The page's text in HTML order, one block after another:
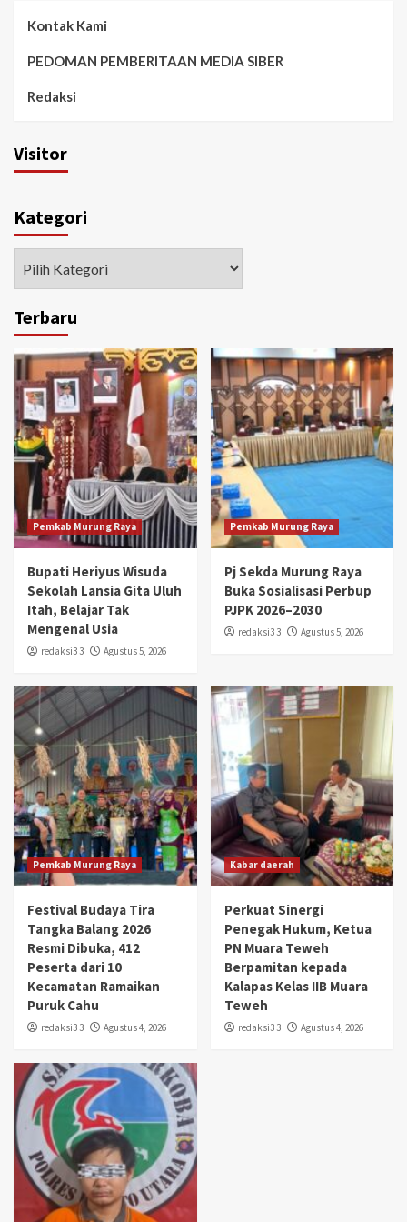
Kontak Kami
PEDOMAN PEMBERITAAN MEDIA SIBER
Redaksi
Visitor
Kategori
Terbaru
Pemkab Murung Raya
Bupati Heriyus Wisuda
Sekolah Lansia Gita Uluh
Itah, Belajar Tak
Mengenal Usia
redaksi3 3 Agustus 5, 2026
Pemkab Murung Raya
Pj Sekda Murung Raya
Buka Sosialisasi Perbup
PJPK 2026–2030
redaksi3 3 Agustus 5, 2026
Pemkab Murung Raya
Festival Budaya Tira
Tangka Balang 2026
Resmi Dibuka, 412
Peserta dari 10
Kecamatan Ramaikan
Puruk Cahu
redaksi3 3 Agustus 4, 2026
Kabar daerah
Perkuat Sinergi
Penegak Hukum, Ketua
PN Muara Teweh
Berpamitan kepada
Kalapas Kelas IIB Muara
Teweh
redaksi3 3 Agustus 4, 2026